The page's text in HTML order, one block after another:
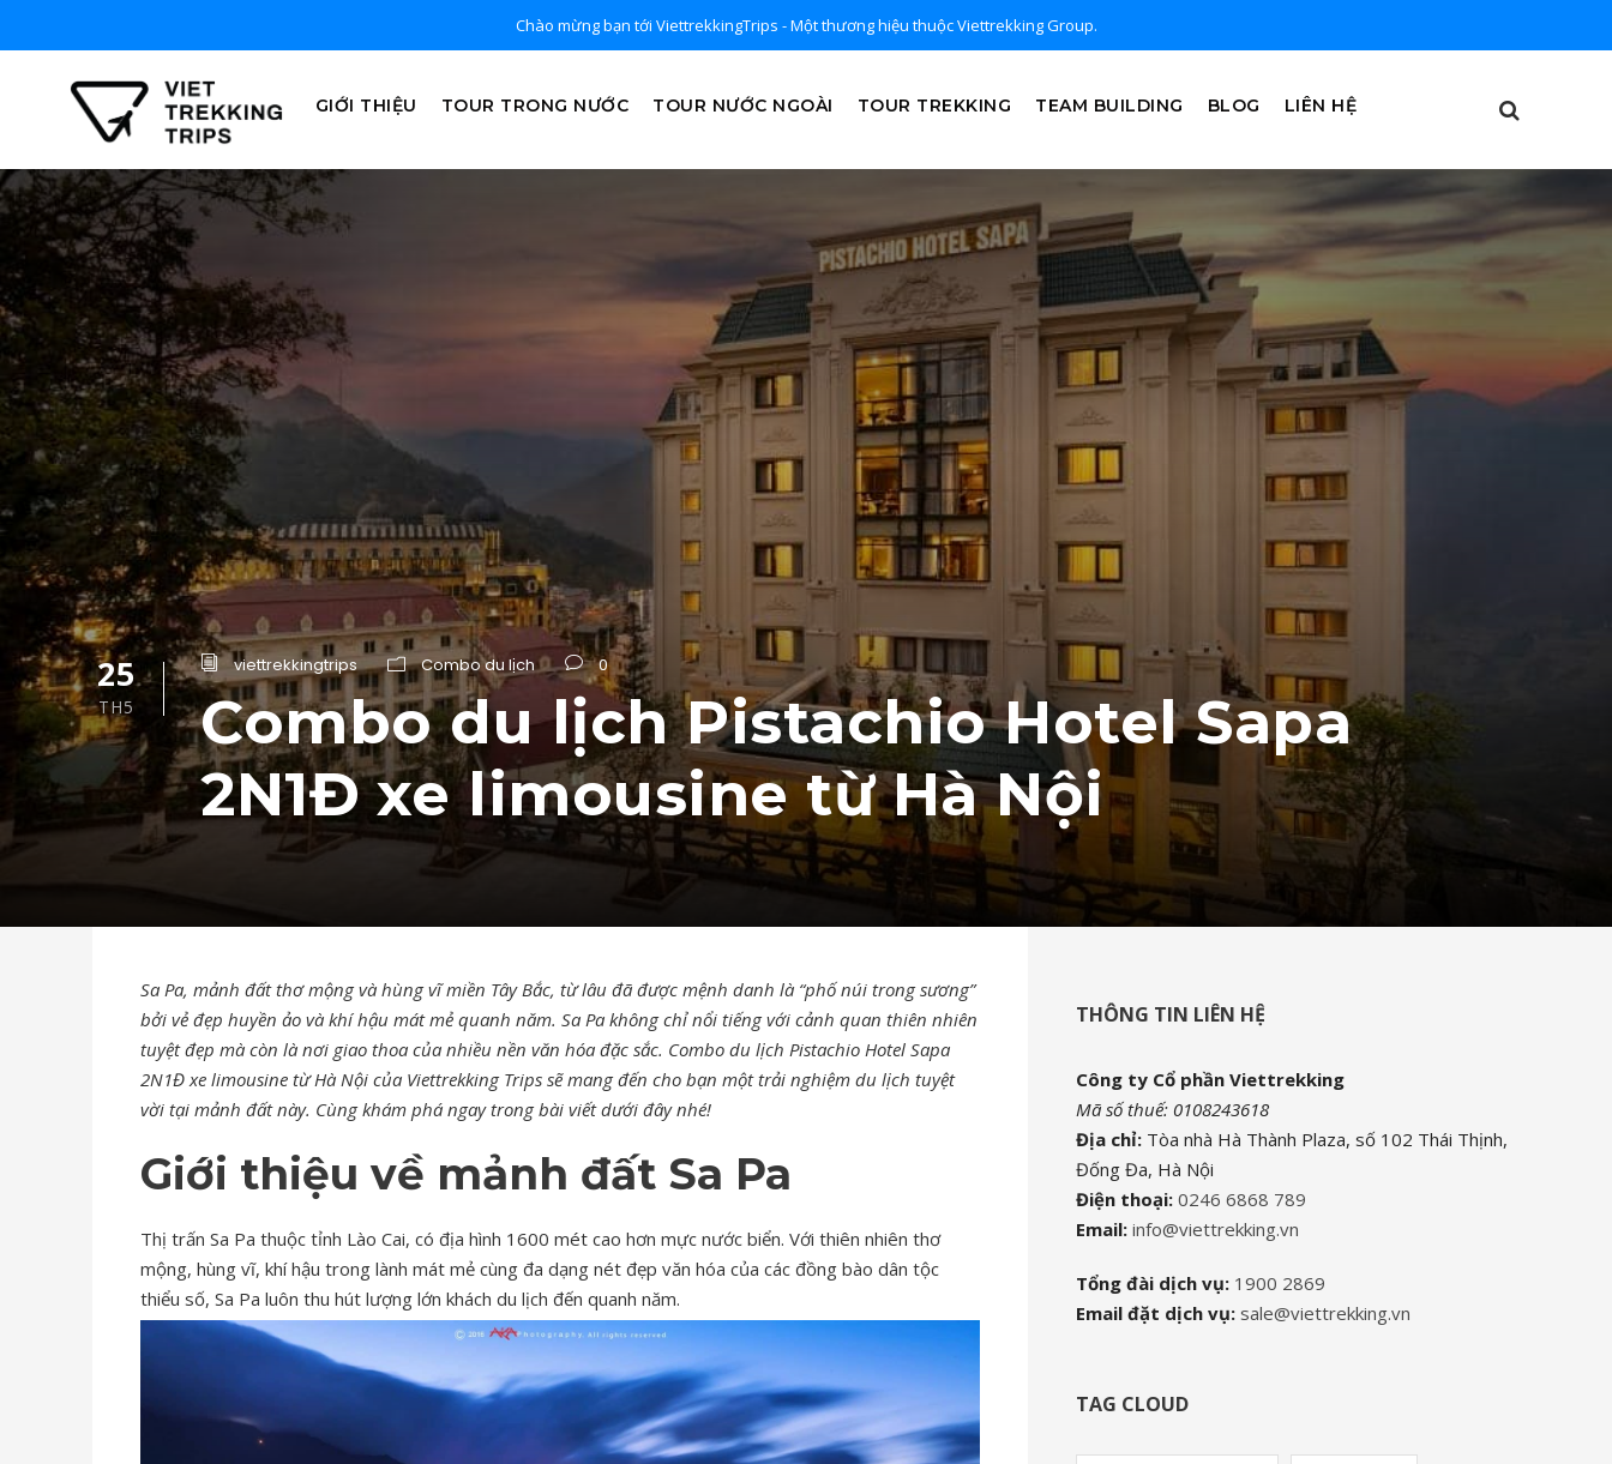
Chào mừng bạn tới ViettrekkingTrips - Một thương hiệu thuộc Viettrekking Group.
GIỚI THIỆU TOUR TRONG NƯỚC TOUR NƯỚC NGOÀI TOUR TREKKING TEAM BUILDING BLOG LIÊN HỆ
25
TH5
viettrekkingtrips Combo du lịch 0
Combo du lịch Pistachio Hotel Sapa
2N1Đ xe limousine từ Hà Nội
Sa Pa, mảnh đất thơ mộng và hùng vĩ miền Tây Bắc, từ lâu đã được mệnh danh là “phố núi trong sương”
bởi vẻ đẹp huyền ảo và khí hậu mát mẻ quanh năm. Sa Pa không chỉ nổi tiếng với cảnh quan thiên nhiên
tuyệt đẹp mà còn là nơi giao thoa của nhiều nền văn hóa đặc sắc. Combo du lịch Pistachio Hotel Sapa
2N1Đ xe limousine từ Hà Nội của Viettrekking Trips sẽ mang đến cho bạn một trải nghiệm du lịch tuyệt
vời tại mảnh đất này. Cùng khám phá ngay trong bài viết dưới đây nhé!
Giới thiệu về mảnh đất Sa Pa
Thị trấn Sa Pa thuộc tỉnh Lào Cai, có địa hình 1600 mét cao hơn mực nước biển. Với thiên nhiên thơ
mộng, hùng vĩ, khí hậu trong lành mát mẻ cùng đa dạng nét đẹp văn hóa của các đồng bào dân tộc
thiểu số, Sa Pa luôn thu hút lượng lớn khách du lịch đến quanh năm.
THÔNG TIN LIÊN HỆ
Công ty Cổ phần Viettrekking
Mã số thuế: 0108243618
Địa chỉ: Tòa nhà Hà Thành Plaza, số 102 Thái Thịnh,
Đống Đa, Hà Nội
Điện thoại: 0246 6868 789
Email:info@viettrekking.vn
Tổng đài dịch vụ: 1900 2869
Email đặt dịch vụ: sale@viettrekking.vn
TAG CLOUD